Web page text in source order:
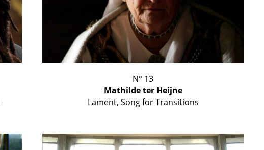
N° 13
Mathilde ter Heijne
Lament, Song for Transitions